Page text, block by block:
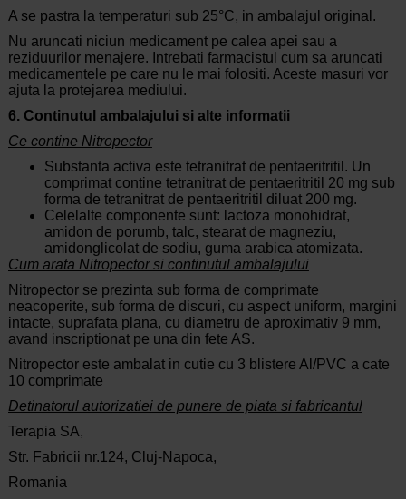
A se pastra la temperaturi sub 25°C, in ambalajul original.
Nu aruncati niciun medicament pe calea apei sau a
reziduurilor menajere. Intrebati farmacistul cum sa aruncati
medicamentele pe care nu le mai folositi. Aceste masuri vor
ajuta la protejarea mediului.
6. Continutul ambalajului si alte informatii
Ce contine Nitropector
Substanta activa este tetranitrat de pentaeritritil. Un
comprimat contine tetranitrat de pentaeritritil 20 mg sub
forma de tetranitrat de pentaeritritil diluat 200 mg.
Celelalte componente sunt: lactoza monohidrat,
amidon de porumb, talc, stearat de magneziu,
amidonglicolat de sodiu, guma arabica atomizata.
Cum arata Nitropector si continutul ambalajului
Nitropector se prezinta sub forma de comprimate
neacoperite, sub forma de discuri, cu aspect uniform, margini
intacte, suprafata plana, cu diametru de aproximativ 9 mm,
avand inscriptionat pe una din fete AS.
Nitropector este ambalat in cutie cu 3 blistere Al/PVC a cate
10 comprimate
Detinatorul autorizatiei de punere de piata si fabricantul
Terapia SA,
Str. Fabricii nr.124, Cluj-Napoca,
Romania